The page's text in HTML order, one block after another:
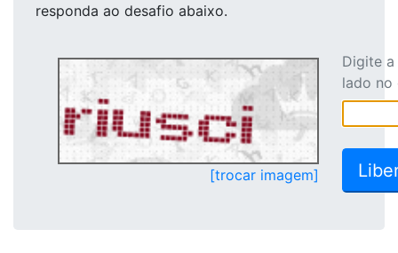
responda ao desafio abaixo.
[trocar imagem]
Digite
lado no